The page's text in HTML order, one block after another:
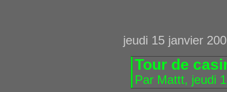
jeudi 15 janvier
Tour de
Par Mattt, jeudi